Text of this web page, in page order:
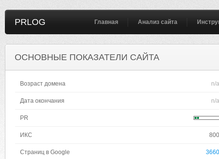
PRLOG Главная Анализ сайта
ОСНОВНЫЕ ПОКАЗАТЕЛИ САЙТА
Возраст домена n/a
Дата окончания n/a
PR
ИКС 800
Страниц в Google 3660